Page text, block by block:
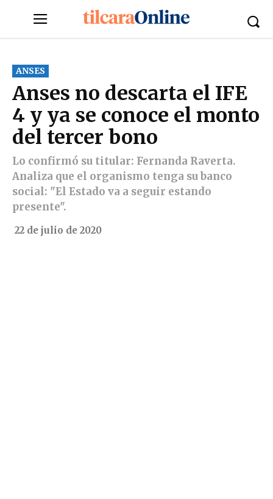
ANSES
Anses no descarta el IFE
4 y ya se conoce el monto
del tercer bono
Lo confirmó su titular: Fernanda Raverta.
Analiza que el organismo tenga su banco
social: "El Estado va a seguir estando
presente".
22 de julio de 2020